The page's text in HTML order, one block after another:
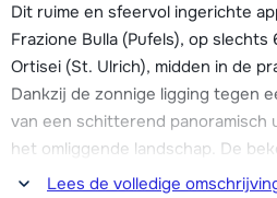
Dit ruime en sfeervol ingerichte
Frazione Bulla (Pufels), op slechts
Ortisei (St. Ulrich), midden in de
Dankzij de zonnige ligging tegen
van een schitterend panoramisch
het omliggende landschap. De
Gardena en Seiser Alm (Alpe di
Lees de volledige